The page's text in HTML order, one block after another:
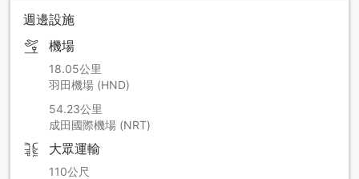
週邊設施
機場
18.05公里
羽田機場 (HND)
54.23公里
成田國際機場 (NRT)
大眾運輸
110公尺